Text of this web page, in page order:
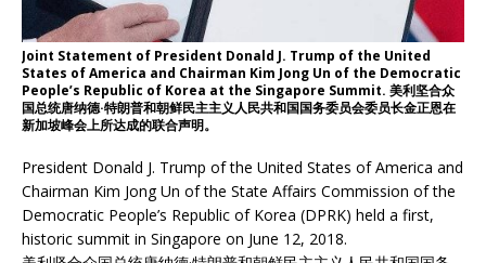
Joint Statement of President Donald J. Trump of the United
States of America and Chairman Kim Jong Un of the Democratic
People’s Republic of Korea at the Singapore Summit. 美利坚合众
国总统唐纳德·特朗普和朝鲜民主主义人民共和国国务委员会委员长金正恩在
新加坡峰会上所达成的联合声明。
President Donald J. Trump of the United States of America and
Chairman Kim Jong Un of the State Affairs Commission of the
Democratic People’s Republic of Korea (DPRK) held a first,
historic summit in Singapore on June 12, 2018.